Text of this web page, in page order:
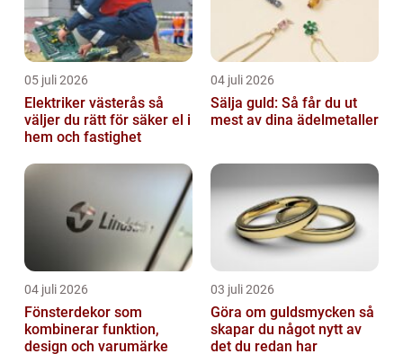
05 juli 2026
Elektriker västerås så
väljer du rätt för säker el i
hem och fastighet
04 juli 2026
Sälja guld: Så får du ut
mest av dina ädelmetaller
04 juli 2026
Fönsterdekor som
kombinerar funktion,
design och varumärke
03 juli 2026
Göra om guldsmycken så
skapar du något nytt av
det du redan har